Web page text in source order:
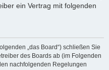
ein Vertrag mit folgenden
„das Board“) schließen Sie
des Boards ab (im Folgenden
nachfolgenden Regelungen